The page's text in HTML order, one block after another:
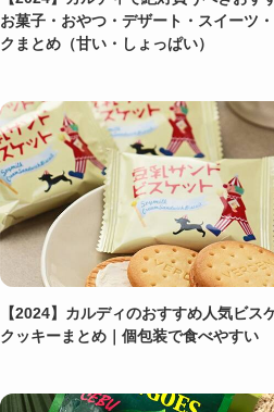
お菓子・おやつ・デザート・スイーツ
クまとめ（甘い・しょっぱい）
【2024】カルディのおすすめ人気ビス
クッキーまとめ｜個包装で食べやすい